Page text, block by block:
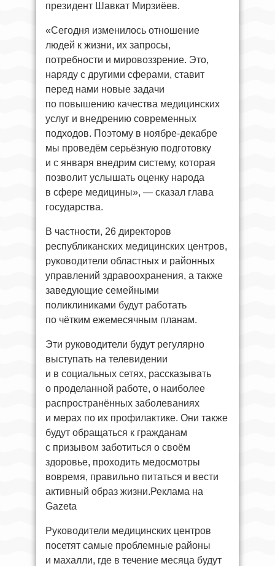
президент Шавкат Мирзиёев.
«Сегодня изменилось отношение
людей к жизни, их запросы,
потребности и мировоззрение. Это,
наряду с другими сферами, ставит
перед нами новые задачи
по повышению качества медицинских
услуг и внедрению современных
подходов. Поэтому в ноябре-декабре
мы проведём серьёзную подготовку
и с января внедрим систему, которая
позволит услышать оценку народа
в сфере медицины», — сказал глава
государства.
В частности, 26 директоров
республиканских медицинских центров,
руководители областных и районных
управлений здравоохранения, а также
заведующие семейными
поликлиниками будут работать
по чётким ежемесячным планам.
Эти руководители будут регулярно
выступать на телевидении
и в социальных сетях, рассказывать
о проделанной работе, о наиболее
распространённых заболеваниях
и мерах по их профилактике. Они также
будут обращаться к гражданам
с призывом заботиться о своём
здоровье, проходить медосмотры
вовремя, правильно питаться и вести
активный образ жизни.Реклама на
Gazeta
Руководители медицинских центров
посетят самые проблемные районы
и махалли, где в течение месяца будут